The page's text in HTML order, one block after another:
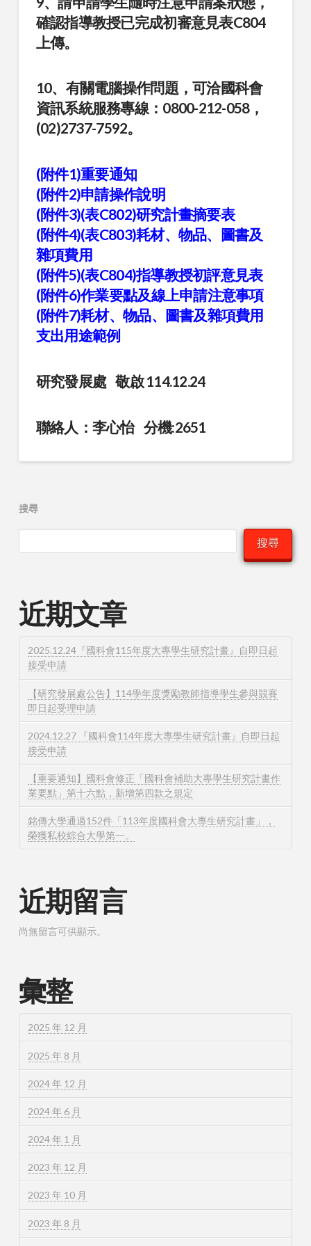
確認指導教授已完成初審意見表C804
上傳。
10、有關電腦操作問題，可洽國科會
資訊系統服務專線：0800-212-058，
(02)2737-7592。
(附件1)重要通知
(附件2)申請操作說明
(附件3)(表C802)研究計畫摘要表
(附件4)(表C803)耗材、物品、圖書及
雜項費用
(附件5)(表C804)指導教授初評意見表
(附件6)作業要點及線上申請注意事項
(附件7)耗材、物品、圖書及雜項費用
支出用途範例
研究發展處 敬啟 114.12.24
聯絡人：李心怡 分機:2651
搜尋
搜尋
近期文章
2025.12.24『國科會115年度大專學生研究計畫』自即日起
接受申請
【研究發展處公告】114學年度獎勵教師指導學生參與競賽
即日起受理申請
2024.12.27 『國科會114年度大專學生研究計畫』自即日起
接受申請
【重要通知】國科會修正「國科會補助大專學生研究計畫作
業要點」第十六點，新增第四款之規定
銘傳大學通過152件「113年度國科會大專生研究計畫」，
榮獲私校綜合大學第一。
近期留言
尚無留言可供顯示。
彙整
2025 年 12 月
2025 年 8 月
2024 年 12 月
2024 年 6 月
2024 年 1 月
2023 年 12 月
2023 年 10 月
2023 年 8 月